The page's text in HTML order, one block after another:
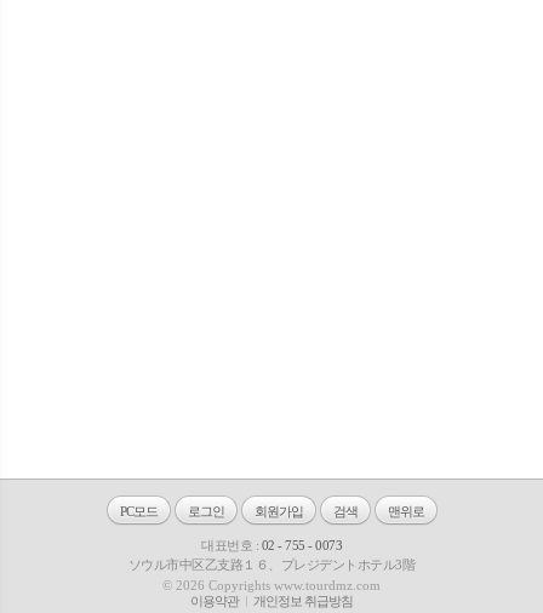
PC모드 로그인 회원가입 검색 맨위로
대표번호 : 02 - 755 - 0073
ソウル市中区乙支路１６、プレジデントホテル3階
© 2026 Copyrights www.tourdmz.com
이용약관
개인정보 취급방침